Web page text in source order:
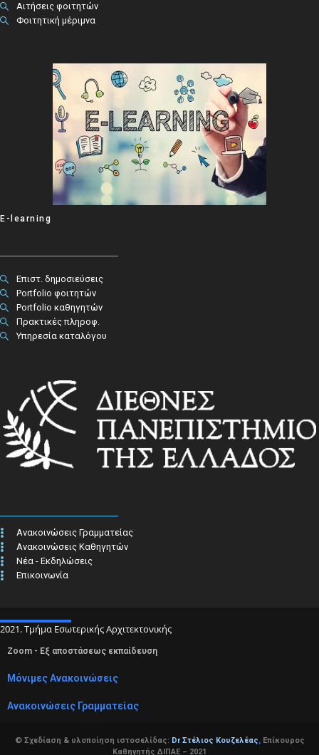
Αιτήσεις φοιτητών
Φοιτητική μέριμνα
E-learning
Επιστ. δημοσιεύσεις
Portfolio φοιτητών
Portfolio καθηγητών
Πρακτικές πληροφ.​
Υπηρεσία καταλόγου
Ανακοινώσεις Γραμματείας
Ανακοινώσεις Καθηγητών
Νέα - Εκδηλώσεις
Επικοινωνία
2021. Τμήμα Εσωτερικής Αρχιτεκτονικής
Zoom - Εξ αποστάσεως εκπαίδευση
Μόνιμες Ανακοινώσεις
Ανακοινώσεις Γραμματείας
© Σχεδίαση & υλοποίηση ιστοσελίδας: Dr Στέλιος Κουζελέας,Επίκουρος
Καθηγητής ΔΙΠΑΕ – 2021